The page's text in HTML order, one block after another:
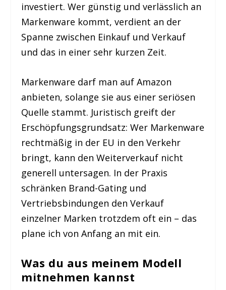
investiert. Wer günstig und verlässlich an
Markenware kommt, verdient an der
Spanne zwischen Einkauf und Verkauf
und das in einer sehr kurzen Zeit.
Markenware darf man auf Amazon
anbieten, solange sie aus einer seriösen
Quelle stammt. Juristisch greift der
Erschöpfungsgrundsatz: Wer Markenware
rechtmäßig in der EU in den Verkehr
bringt, kann den Weiterverkauf nicht
generell untersagen. In der Praxis
schränken Brand-Gating und
Vertriebsbindungen den Verkauf
einzelner Marken trotzdem oft ein – das
plane ich von Anfang an mit ein.
Was du aus meinem Modell
mitnehmen kannst